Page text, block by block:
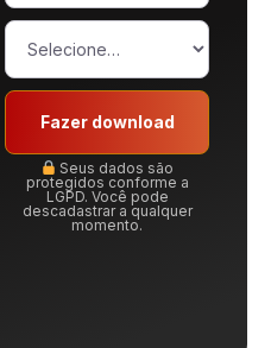
Fazer download
Seus dados são
protegidos conforme a
LGPD. Você pode
descadastrar a qualquer
momento.